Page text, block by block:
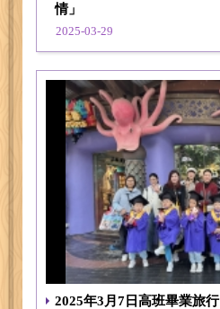
情」
2025-03-29
2025年3月7日高班畢業旅行